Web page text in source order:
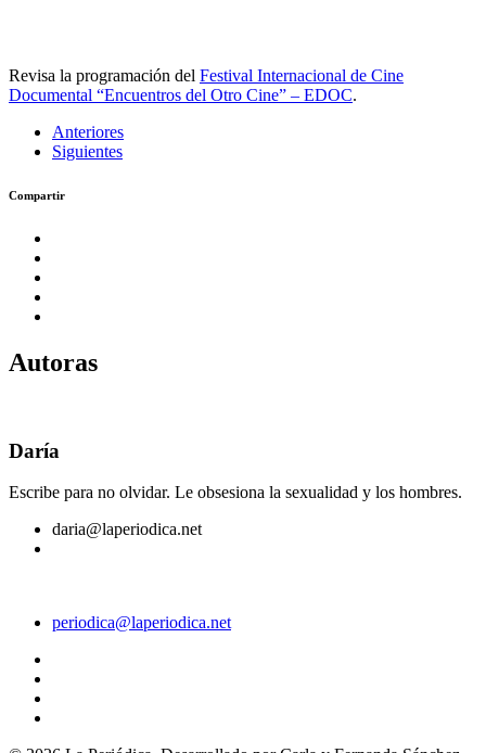
Revisa la programación del Festival Internacional de Cine
Documental “Encuentros del Otro Cine” – EDOC.
Anteriores
Siguientes
Compartir
Autoras
Daría
Escribe para no olvidar. Le obsesiona la sexualidad y los hombres.
daria@laperiodica.net
periodica@laperiodica.net